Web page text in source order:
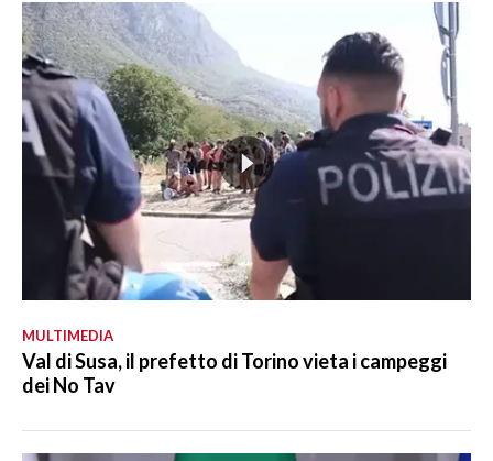
MULTIMEDIA
Val di Susa, il prefetto di Torino vieta i campeggi
dei No Tav